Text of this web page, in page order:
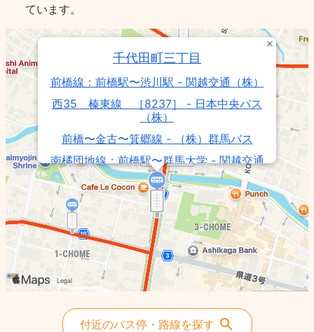
ています。
千代田町三丁目
前橋線：前橋駅〜渋川駅 - 関越交通（株）
西35 榛東線 ［8237］ - 日本中央バス
（株）
前橋〜金古〜箕郷線 - （株）群馬バス
南橘団地線：前橋駅〜群馬大学 - 関越交通
（株）
西33 榛東線 ［8231］ - 日本中央バス
（株）
前橋線：前橋行循環 - 関越交通（株）
西35 榛東線 ［8238］ - 日本中央バス
（株）
西34 榛東線 ［8234］ - 日本中央バス
沼田駅〜関越道〜群大病院線 - 関越交通
付近のバス停・路線を探す